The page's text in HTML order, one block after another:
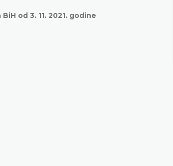
od 3. 11. 2021. godine